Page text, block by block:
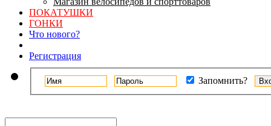
ПОКАТУШКИ
ГОНКИ
Что нового?
Регистрация
Запомнить?